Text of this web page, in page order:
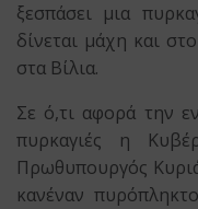
ξεσπάσει μια
δίνεται μάχη και
στα Βίλια.
Σε ό,τι αφορά την
πυρκαγιές η
Πρωθυπουργός
κανέναν